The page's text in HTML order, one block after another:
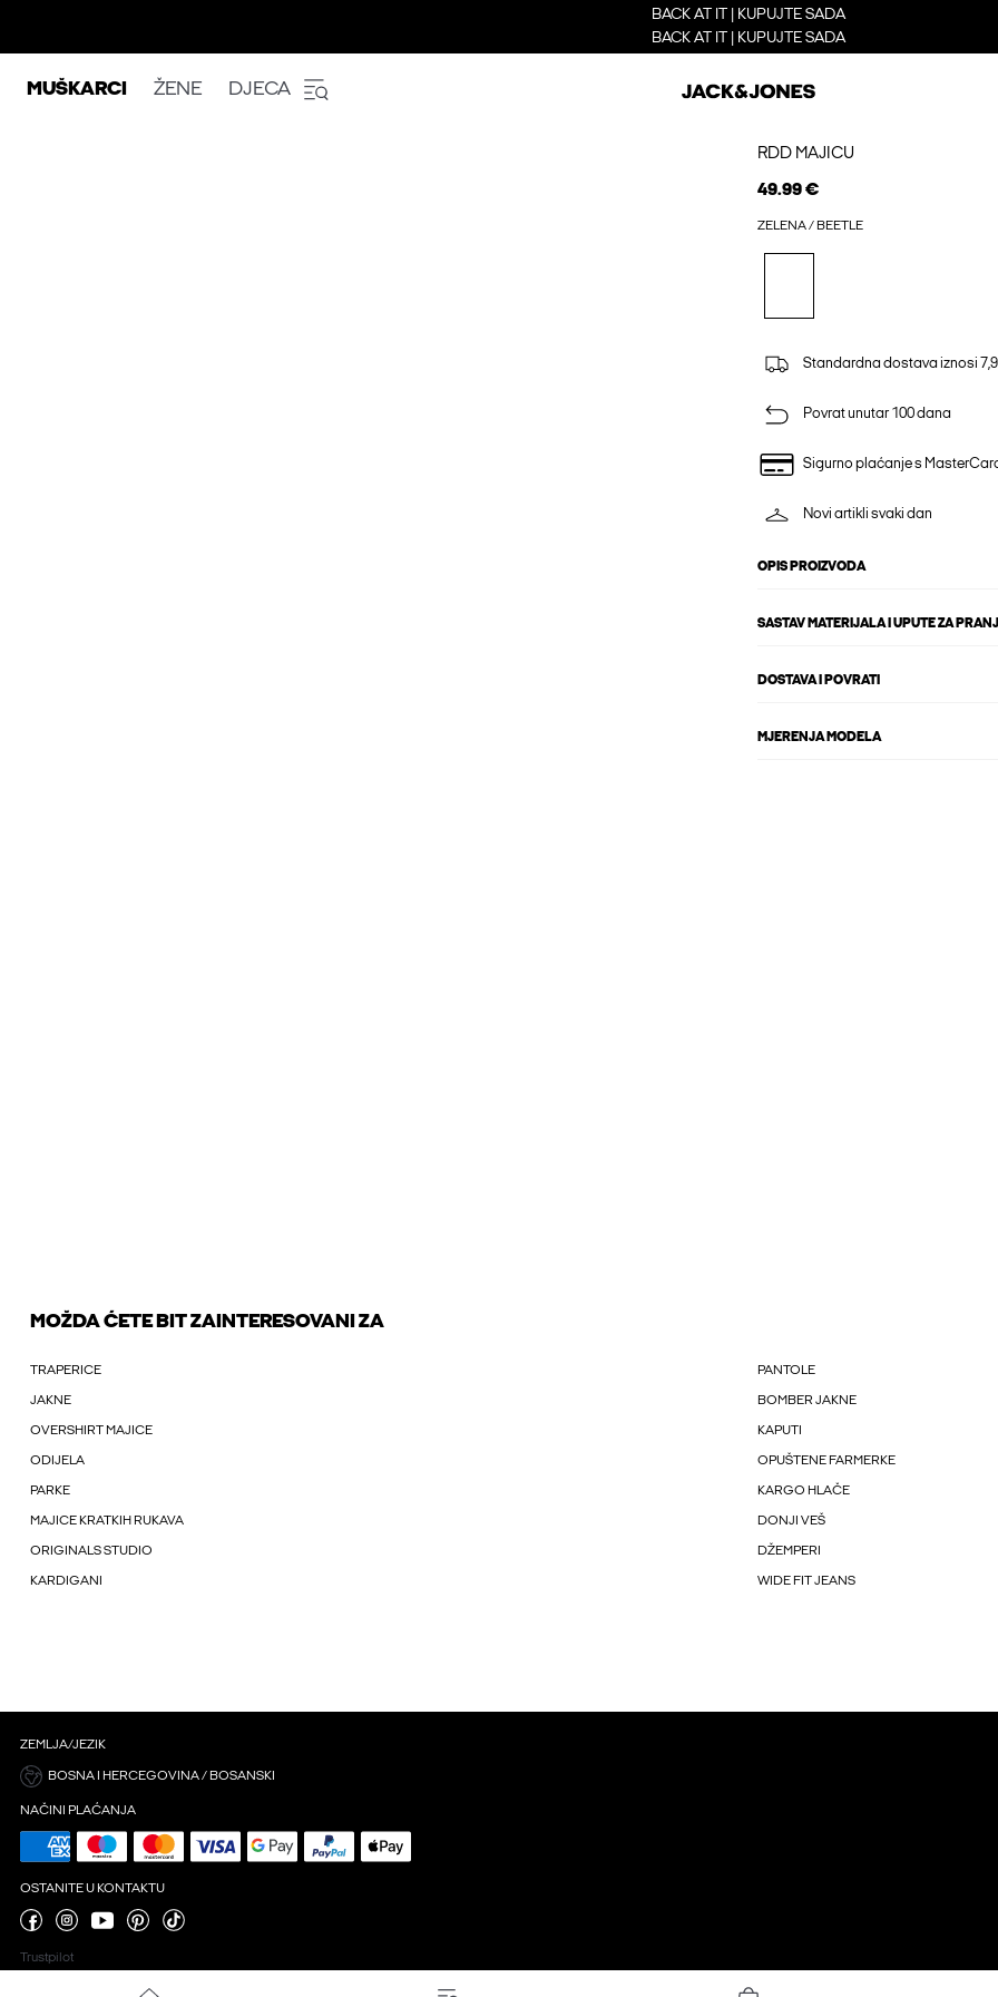
BACK AT IT | KUPUJTE SADA
BACK AT IT | KUPUJTE SADA
MUŠKARCI ŽENE DJECA
RDD MAJICU
49.99 €
ZELENA / BEETLE
Standardna dostava iznosi
Povrat unutar 100 dana
Sigurno plaćanje s
Novi artikli svaki dan
OPIS PROIZVODA
SASTAV MATERIJALA I UPUTE ZA
DOSTAVA I POVRATI
MJERENJA MODELA
MOŽDA ĆETE BIT ZAINTERESOVANI ZA
TRAPERICE PANTOLE
JAKNE BOMBER JAKNE
OVERSHIRT MAJICE KAPUTI
ODIJELA OPUŠTENE FARMERKE
PARKE KARGO HLAČE
MAJICE KRATKIH RUKAVA DONJI VEŠ
ORIGINALS STUDIO DŽEMPERI
KARDIGANI WIDE FIT JEANS
ZEMLJA/JEZIK
BOSNA I HERCEGOVINA / BOSANSKI
NAČINI PLAĆANJA
OSTANITE U KONTAKTU
Trustpilot